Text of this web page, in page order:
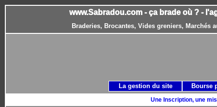
www.Sabradou.com - ça brade où ? -
Braderies, Brocantes, Vides greniers, Marchés
Une Inscription, une
La gestion du site Bourse